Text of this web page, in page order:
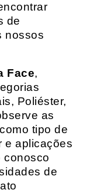
de
nossos
Face,
Poliéster,
as
tipo de
e aplicações
conosco
de